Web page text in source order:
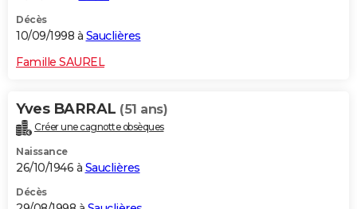
Décès
10/09/1998 à Sauclières
Famille SAUREL
Yves BARRAL (51 ans)
Créer une cagnotte obsèques
Naissance
26/10/1946 à Sauclières
Décès